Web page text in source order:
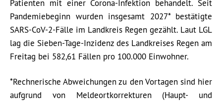
Patienten mit einer Corona-Infektion behandelt. Seit
Pandemiebeginn wurden insgesamt 2027* bestätigte
SARS-CoV-2-Fälle im Landkreis Regen gezählt. Laut LGL
lag die Sieben-Tage-Inzidenz des Landkreises Regen am
Freitag bei 582,61 Fällen pro 100.000 Einwohner.
*Rechnerische Abweichungen zu den Vortagen sind hier
aufgrund von Meldeortkorrekturen (Haupt- und